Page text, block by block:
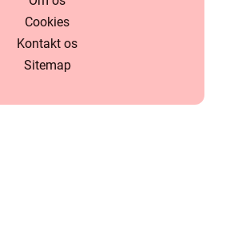
Cookies
Kontakt os
Sitemap